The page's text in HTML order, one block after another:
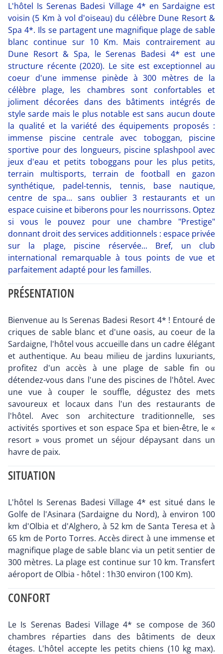
L'hôtel Is Serenas Badesi Village 4* en Sardaigne est
voisin (5 Km à vol d'oiseau) du célèbre Dune Resort &
Spa 4*. Ils se partagent une magnifique plage de sable
blanc continue sur 10 Km. Mais contrairement au
Dune Resort & Spa, le Serenas Badesi 4* est une
structure récente (2020). Le site est exceptionnel au
coeur d'une immense pinède à 300 mètres de la
célèbre plage, les chambres sont confortables et
joliment décorées dans des bâtiments intégrés de
style sarde mais le plus notable est sans aucun doute
la qualité et la variété des équipements proposés :
immense piscine centrale avec toboggan, piscine
sportive pour des longueurs, piscine splashpool avec
jeux d'eau et petits toboggans pour les plus petits,
terrain multisports, terrain de football en gazon
synthétique, padel-tennis, tennis, base nautique,
centre de spa... sans oublier 3 restaurants et un
espace cuisine et biberons pour les nourrissons. Optez
si vous le pouvez pour une chambre "Prestige"
donnant droit des services additionnels : espace privée
sur la plage, piscine réservée... Bref, un club
international remarquable à tous points de vue et
parfaitement adapté pour les familles.
PRÉSENTATION
Bienvenue au Is Serenas Badesi Resort 4* ! Entouré de
criques de sable blanc et d'une oasis, au coeur de la
Sardaigne, l'hôtel vous accueille dans un cadre élégant
et authentique. Au beau milieu de jardins luxuriants,
profitez d'un accès à une plage de sable fin ou
détendez-vous dans l'une des piscines de l'hôtel. Avec
une vue à couper le souffle, dégustez des mets
savoureux et locaux dans l'un des restaurants de
l'hôtel. Avec son architecture traditionnelle, ses
activités sportives et son espace Spa et bien-être, le «
resort » vous promet un séjour dépaysant dans un
havre de paix.
SITUATION
L'hôtel Is Serenas Badesi Village 4* est situé dans le
Golfe de l'Asinara (Sardaigne du Nord), à environ 100
km d'Olbia et d'Alghero, à 52 km de Santa Teresa et à
65 km de Porto Torres. Accès direct à une immense et
magnifique plage de sable blanc via un petit sentier de
300 mètres. La plage est continue sur 10 km. Transfert
aéroport de Olbia - hôtel : 1h30 environ (100 Km).
CONFORT
Le Is Serenas Badesi Village 4* se compose de 360
chambres réparties dans des bâtiments de deux
étages. L'hôtel accepte les petits chiens (10 kg max).